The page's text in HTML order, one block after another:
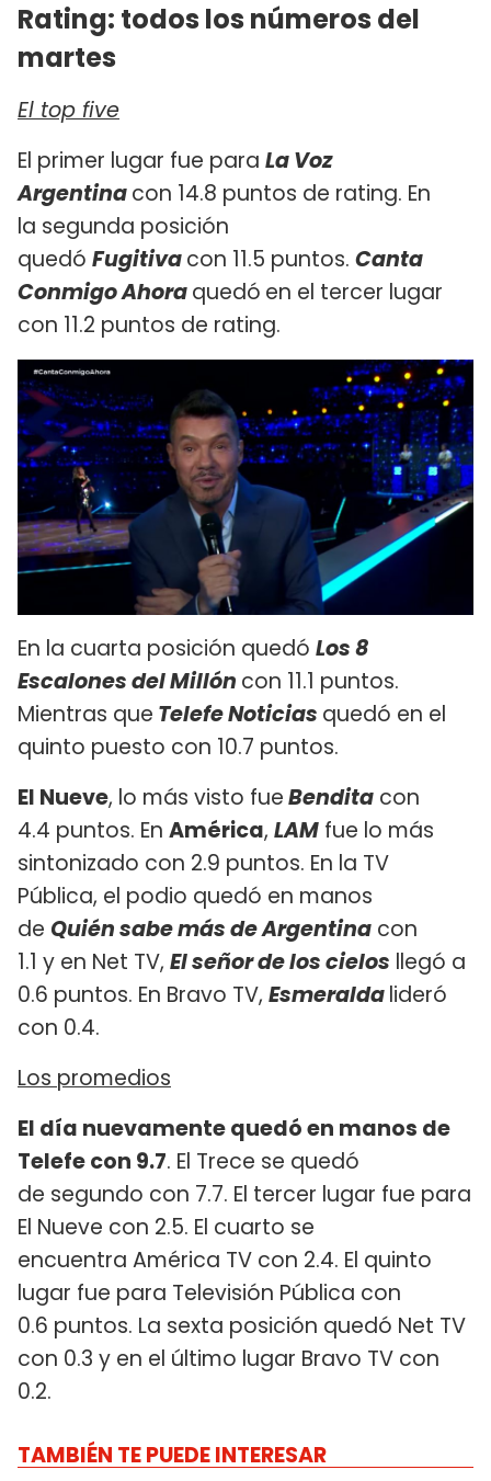
Rating: todos los números del
martes
El top five
El primer lugar fue para La Voz
Argentinacon 14.8 puntos de rating. En
la segunda posición
quedó Fugitivacon 11.5 puntos. Canta
Conmigo Ahoraquedó en el tercer lugar
con 11.2 puntos de rating.
En la cuarta posición quedó Los 8
Escalones del Millón con 11.1 puntos.
Mientras que Telefe Noticias quedó en el
quinto puesto con 10.7 puntos.
El Nueve, lo más visto fueBendita con
4.4 puntos. En América, LAM fue lo más
sintonizado con 2.9 puntos. En la TV
Pública, el podio quedó en manos
de Quién sabe más de Argentina con
1.1 y en Net TV, El señor de los cielos llegó a
0.6 puntos. En Bravo TV, Esmeraldalideró
con 0.4.
Los promedios
El día nuevamente quedó en manos de
Telefe con 9.7. El Trece se quedó
de segundo con 7.7. El tercer lugar fue para
El Nueve con 2.5. El cuarto se
encuentra América TV con 2.4. El quinto
lugar fue para Televisión Pública con
0.6 puntos. La sexta posición quedó Net TV
con 0.3 y en el último lugar Bravo TV con
0.2.
TAMBIÉN TE PUEDE INTERESAR